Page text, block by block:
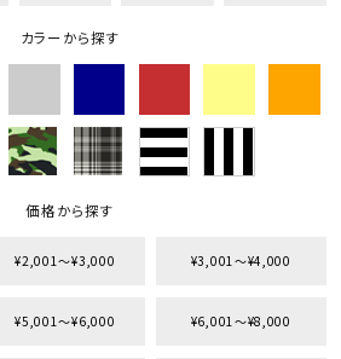
カラーから探す
価格から探す
¥2,001〜¥3,000 ¥3,001〜¥4,000
¥5,001〜¥6,000 ¥6,001〜¥8,000